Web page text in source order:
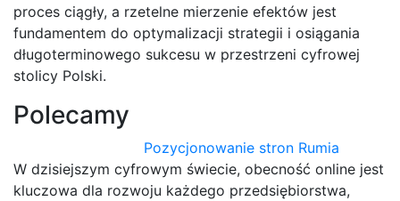
proces ciągły, a rzetelne mierzenie efektów jest
fundamentem do optymalizacji strategii i osiągania
długoterminowego sukcesu w przestrzeni cyfrowej
stolicy Polski.
Polecamy
Pozycjonowanie stron Rumia
W dzisiejszym cyfrowym świecie, obecność online jest
kluczowa dla rozwoju każdego przedsiębiorstwa,